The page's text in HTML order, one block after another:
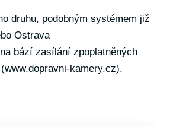
druhu, podobným systémem již
Ostrava
bází zasílání zpoplatněných
www.dopravni-kamery.cz).